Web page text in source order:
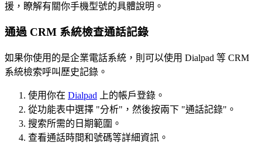
援，瞭解有關你手機型號的具體說明。
通過 CRM 系統檢查通話記錄
如果你使用的是企業電話系統，則可以使用 Dialpad 等 CRM
系統檢索呼叫歷史記錄。
使用你在 Dialpad 上的帳戶登錄。
從功能表中選擇 "分析"，然後按兩下 "通話記錄"。
搜索所需的日期範圍。
查看通話時間和號碼等詳細資訊。